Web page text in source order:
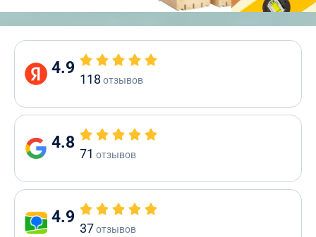
4.9
118 отзывов
4.8
71 отзывов
4.9
37отзывов